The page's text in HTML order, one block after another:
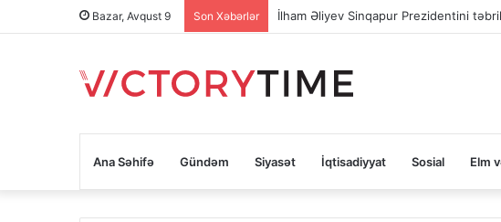
Bazar, Avqust 9 Son Xəbərlər İlham Əliyev Sinqapur Prezidentini
Ana Səhifə Gündəm Siyasət İqtisadiyyat Sosial Elm